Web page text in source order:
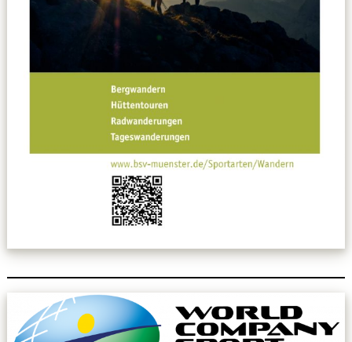
Betriebssport
übergeordnete Verbände
Downloads